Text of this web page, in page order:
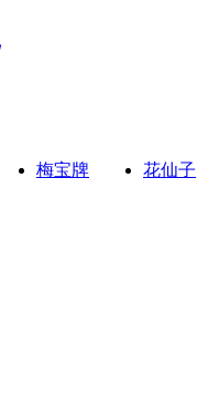
梅宝牌 花仙子